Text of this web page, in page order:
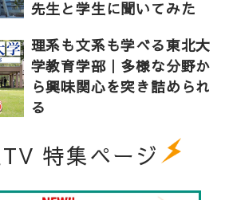
先生と学生に聞いてみた
理系も文系も学べる東北大
学教育学部｜多様な分野か
ら興味関心を突き詰められ
る
特集ページ